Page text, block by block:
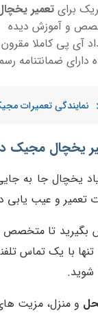
برای تعمیر
و آموزش دیده
آی پی کاملا
دارای ضمانتنامه
نمایندگی تعمیرات
یخچال مجیک
یخچال جا به
تعمیر و عیب
بگیرید تا متخصص
با یک تماس
شوید.
و منزل، مزیت